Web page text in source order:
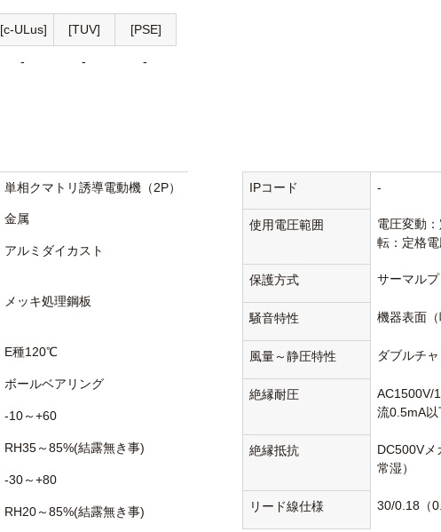
[c-ULus] [TUV] [PSE]
- - -
単相クマトリ誘導電動機（2P）
金属
アルミダイカスト
メッキ処理鋼板
E種120℃
ボールベアリング
-10～+60
RH35～85%(結露無き事)
-30～+80
RH20～85%(結露無き事)
IPコード -
使用電圧範囲
電圧変動
転：定格
保護方式 サーマル
騒音特性 機器表面
風量～静圧特性 ダブルチ
絶縁耐圧
AC1500V/
流0.5mA
絶縁抵抗
DC500V
常湿）
リード線仕様 30/0.18（